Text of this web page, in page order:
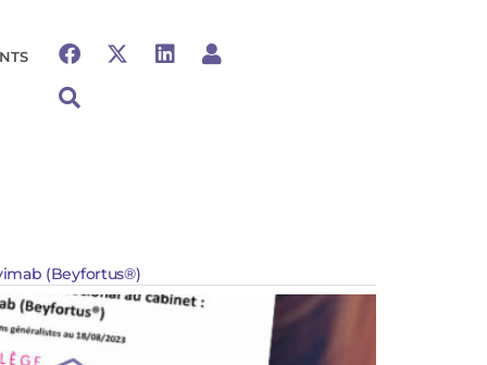
(Beyfortus®)